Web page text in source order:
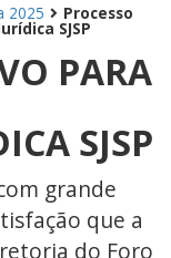
2025 Processo
SJSP
PARA
SJSP
grande
que a
do Foro